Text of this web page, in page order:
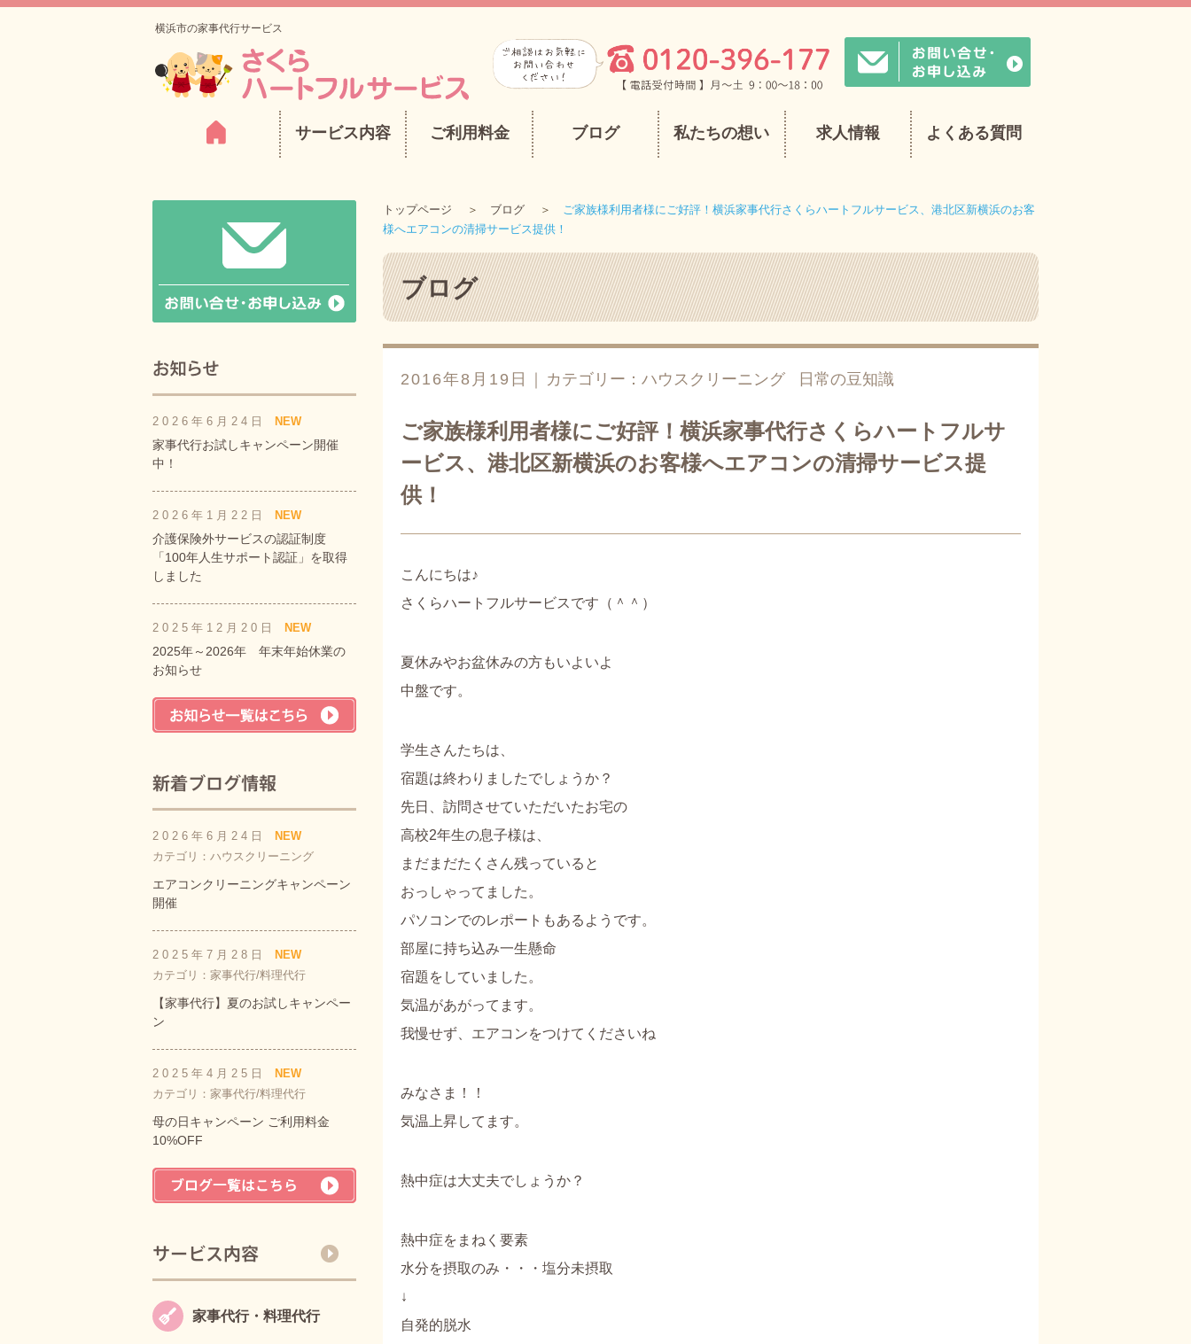
横浜市の家事代行サービス
サービス内容 ご利用料金 ブログ 私たちの想い 求人情報 よくある質問
トップページ ブログ
ご家族様利用者様にご好評！横浜家事代行さくらハートフルサービス、港北区新横浜のお客
様へエアコンの清掃サービス提供！
ブログ
2016年8月19日｜ カテゴリー： ハウスクリーニング 日常の豆知識
ご家族様利用者様にご好評！横浜家事代行さくらハートフルサ
ービス、港北区新横浜のお客様へエアコンの清掃サービス提
供！
こんにちは♪
さくらハートフルサービス です（＾＾）
夏休みやお盆休みの方もいよいよ
中盤です。
学生さんたちは、
宿題は終わりましたでしょうか？
先日、訪問させていただいたお宅の
高校2年生の息子様は、
まだまだたくさん残っていると
おっしゃってました。
パソコンでのレポートもあるようです。
部屋に持ち込み一生懸命
宿題をしていました。
気温があがってます。
我慢せず、エアコンをつけてくださいね
みなさま！！
気温上昇してます。
熱中症は大丈夫でしょうか？
熱中症をまねく要素
水分を摂取のみ・・・塩分未摂取
↓
自発的脱水
2026年6月24日 NEW
家事代行お試しキャンペーン開催
中！
2026年1月22日 NEW
介護保険外サービスの認証制度
「100年人生サポート認証」を取得
しました
2025年12月20日 NEW
2025年～2026年 年末年始休業の
お知らせ
2026年6月24日
NEW
カテゴリ：ハウスクリーニング
エアコンクリーニングキャンペーン
開催
2025年7月28日
NEW
カテゴリ：家事代行/料理代行
【家事代行】夏のお試しキャンペー
ン
2025年4月25日
NEW
カテゴリ：家事代行/料理代行
母の日キャンペーン ご利用料金
10%OFF
家事代行・料理代行